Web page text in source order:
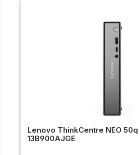
Lenovo ThinkCentre NEO 50q
13B900AJGE